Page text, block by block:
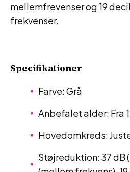
mellemfrevenser og 19
frekvenser.
Specifikationer
Farve: Grå
Anbefalet alder: Fra
Hovedomkreds:
Støjreduktion: 37 dB